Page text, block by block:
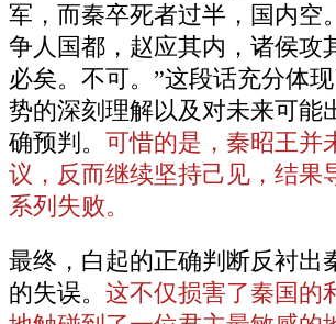
军，而秦卒死者过半，国内空
争人国都，赵应其内，诸侯攻
必矣。不可。”这段话充分体
势的深刻理解以及对未来可能
确预判。 可惜的是，秦昭王并
议，反而继续坚持己见，结果
系列失败。
最终，白起的正确判断反衬出
的失误。 这不仅损害了秦国的